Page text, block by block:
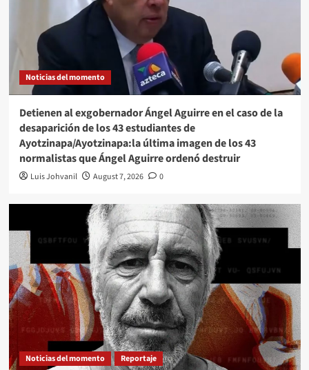
Noticias del momento
Detienen al exgobernador Ángel Aguirre en el caso de la
desaparición de los 43 estudiantes de
Ayotzinapa/Ayotzinapa:la última imagen de los 43
normalistas que Ángel Aguirre ordenó destruir
Luis Johvanil August 7, 2026 0
Noticias del momento Reportaje